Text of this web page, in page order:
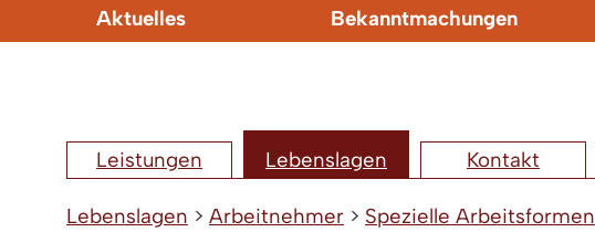
Aktuelles Bekanntmachungen
Leistungen Lebenslagen Kontakt
Lebenslagen > Arbeitnehmer > Spezielle Arbeitsformen